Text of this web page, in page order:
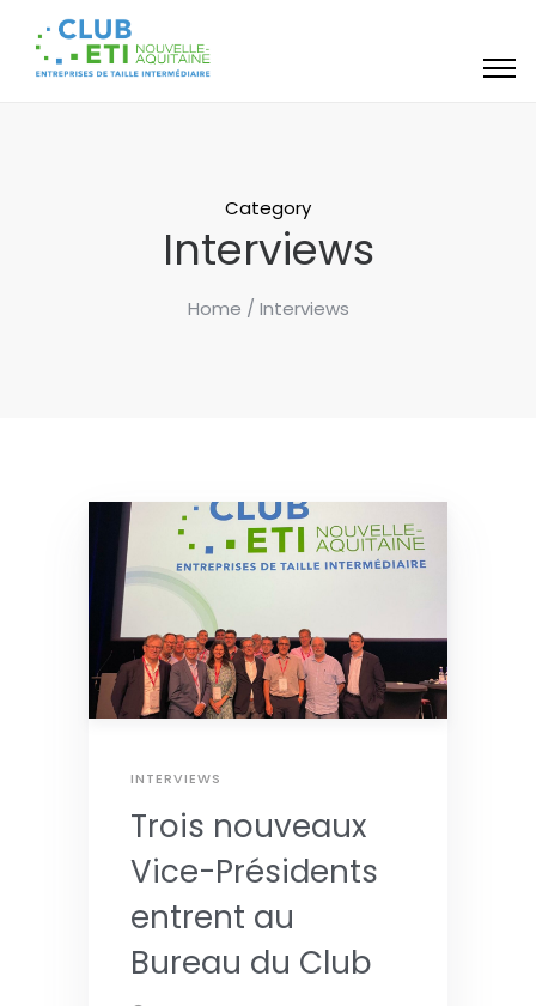
Category
Interviews
Home / Interviews
INTERVIEWS
Trois nouveaux
Vice-Présidents
entrent au
Bureau du Club